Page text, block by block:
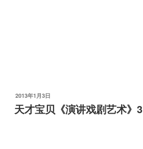
发
布
于
2013年1月3日
天才宝贝《演讲戏剧艺术》3